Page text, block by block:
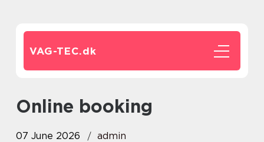
VAG-TEC.dk
online booking
07 June 2026 admin